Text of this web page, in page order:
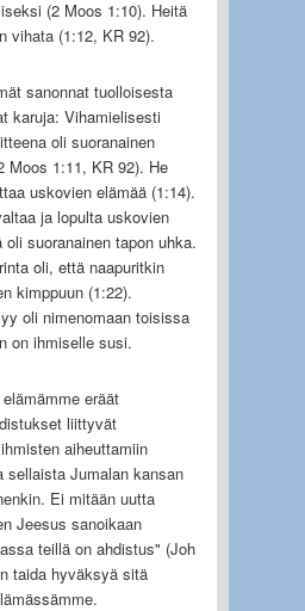
(2 Moos 1:10). Heitä
vihata (1:12, KR 92).
sanonnat tuolloisesta
karuja: Vihamielisesti
oli suoranainen
Moos 1:11, KR 92). He
uskovien elämää (1:14).
ja lopulta uskovien
suoranainen tapon uhka.
oli, että naapuritkin
kimppuun (1:22).
oli nimenomaan toisissa
on ihmiselle susi.
eräät
liittyvät
aiheuttamiin
sellaista Jumalan kansan
Ei mitään uutta
Jeesus sanoikaan
teillä on ahdistus" (Joh
taida hyväksyä sitä